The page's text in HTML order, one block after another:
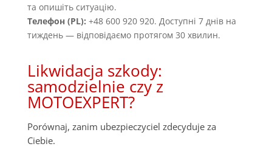
та опишіть ситуацію.
Телефон (PL): +48 600 920 920. Доступні 7 днів на
тиждень — відповідаємо протягом 30 хвилин.
Likwidacja szkody:
samodzielnie czy z
MOTOEXPERT?
Porównaj, zanim ubezpieczyciel zdecyduje za
Ciebie.